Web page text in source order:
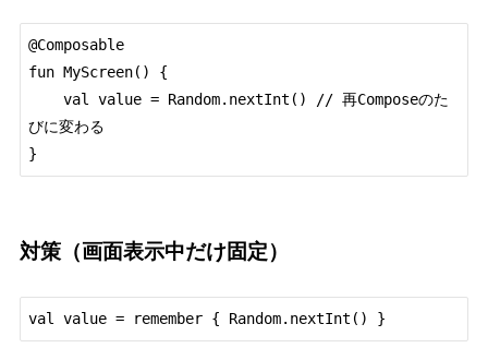
@Composable
fun MyScreen() {
びに変わる
対策（画面表示中だけ固定）